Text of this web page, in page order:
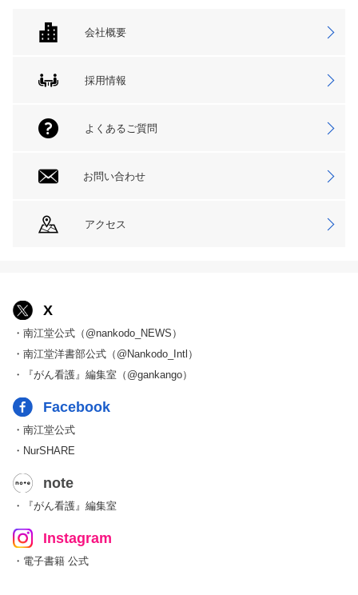
会社概要
採用情報
よくあるご質問
お問い合わせ
アクセス
X
・南江堂公式（@nankodo_NEWS）
・南江堂洋書部公式（@Nankodo_Intl）
・『がん看護』編集室（@gankango）
Facebook
・南江堂公式
・NurSHARE
note
・『がん看護』編集室
Instagram
・電子書籍 公式